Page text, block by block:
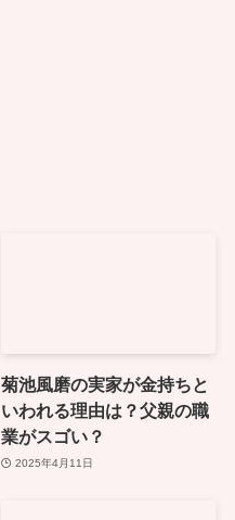
菊池風磨の実家が金持ちと
いわれる理由は？父親の職
業がスゴい？
2025年4月11日